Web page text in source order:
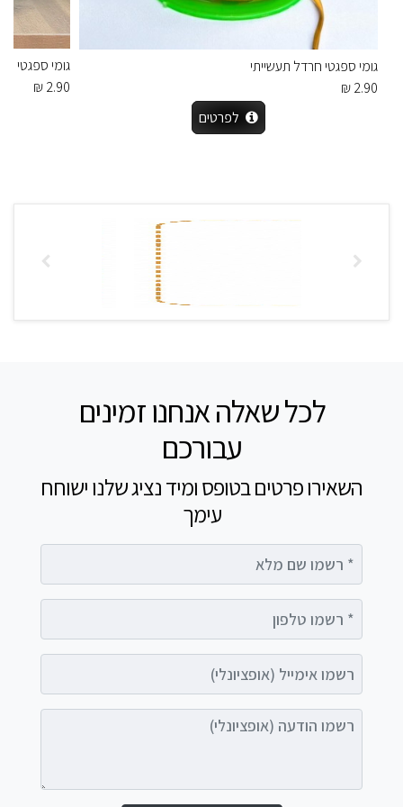
גומי ספגטי חרדל תעשייתי
2.90 ₪
לפרטים
גומי ספגטי
2.90 ₪
לכל שאלה אנחנו זמינים
עבורכם
השאירו פרטים בטופס ומיד נציג שלנו ישוחח
עימך
רשמו הודעה (אופציונלי)